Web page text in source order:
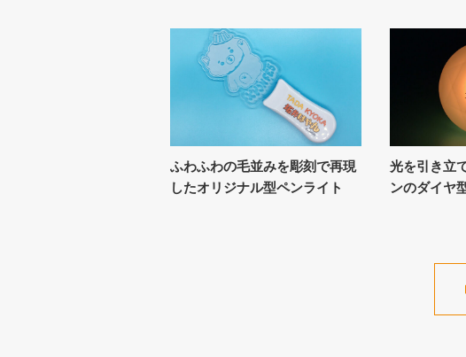
ふわふわの毛並みを彫刻で再現
したオリジナル型ペンライト
光を引き立
ンのダイヤ